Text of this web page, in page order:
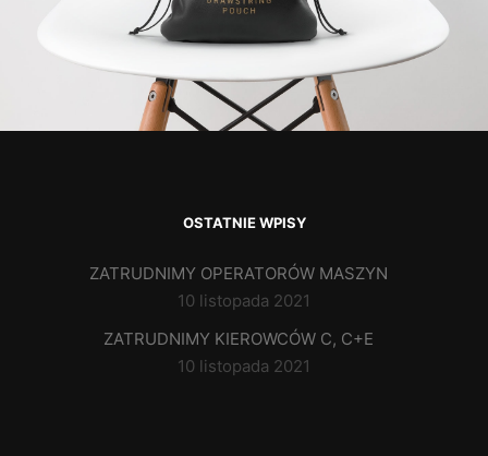
OSTATNIE WPISY
ZATRUDNIMY OPERATORÓW MASZYN
10 listopada 2021
ZATRUDNIMY KIEROWCÓW C, C+E
10 listopada 2021